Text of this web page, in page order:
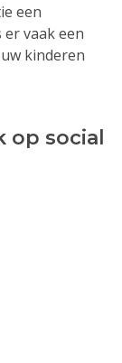
een
vaak een
kinderen
op social